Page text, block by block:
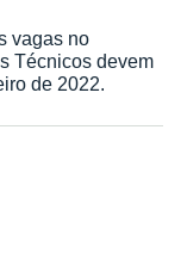
vagas no
Técnicos devem
de 2022.